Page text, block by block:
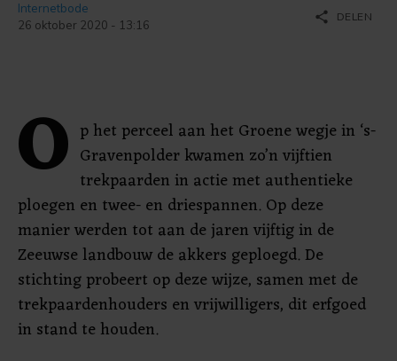
Internetbode
26 oktober 2020 - 13:16
share DELEN
O p het perceel aan het Groene wegje in ‘s-
Gravenpolder kwamen zo’n vijftien
trekpaarden in actie met authentieke
ploegen en twee- en driespannen. Op deze
manier werden tot aan de jaren vijftig in de
Zeeuwse landbouw de akkers geploegd. De
stichting probeert op deze wijze, samen met de
trekpaardenhouders en vrijwilligers, dit erfgoed
in stand te houden.